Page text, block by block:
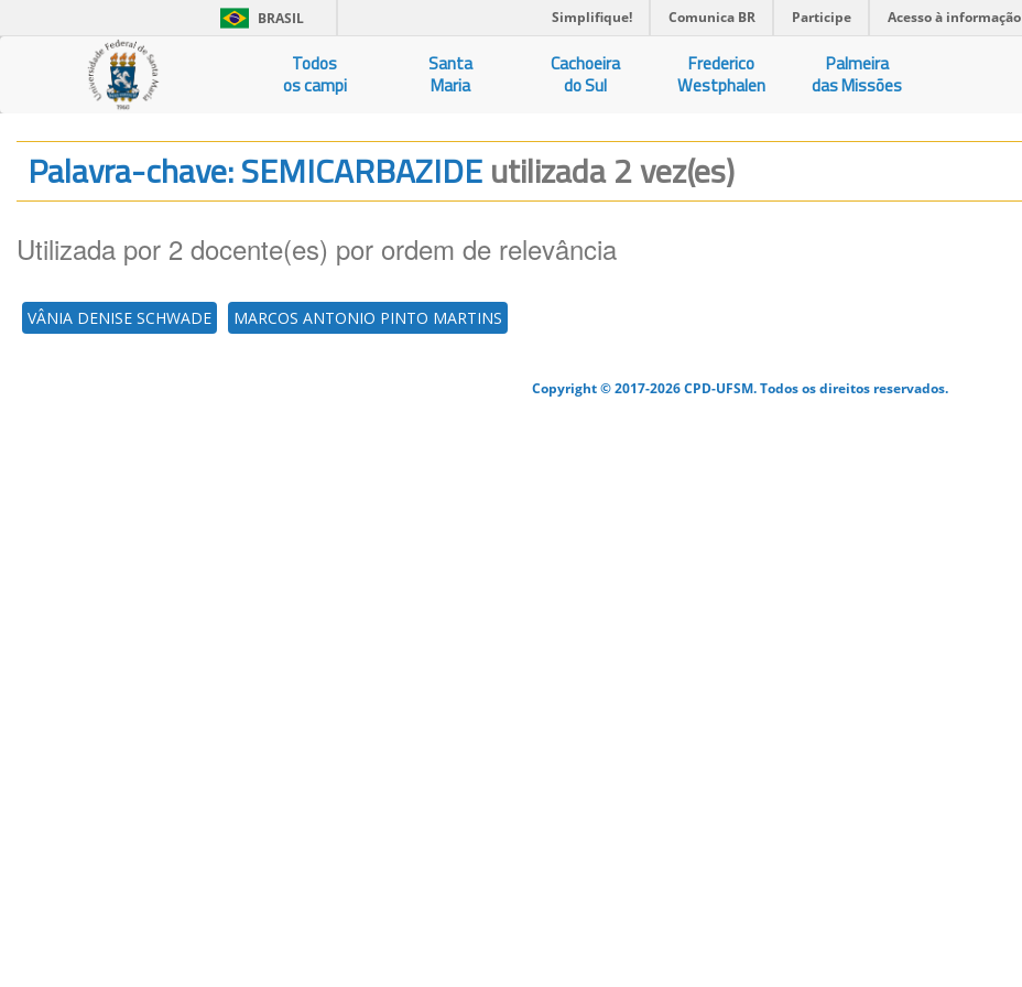
BRASIL Simplifique! Comunica BR Participe Acesso à informação
Todos
os campi
Santa
Maria
Cachoeira
do Sul
Frederico
Westphalen
Palmeira
das Missões
Palavra-chave: SEMICARBAZIDEutilizada 2 vez(es)
Utilizada por 2 docente(es) por ordem de relevância
VÂNIA DENISE SCHWADE MARCOS ANTONIO PINTO MARTINS
Copyright © 2017-2026 CPD-UFSM. Todos os direitos reservados.